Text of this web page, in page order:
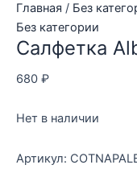
Главная / Без
Без категории
Салфетка
680 ₽
Нет в наличии
Артикул: